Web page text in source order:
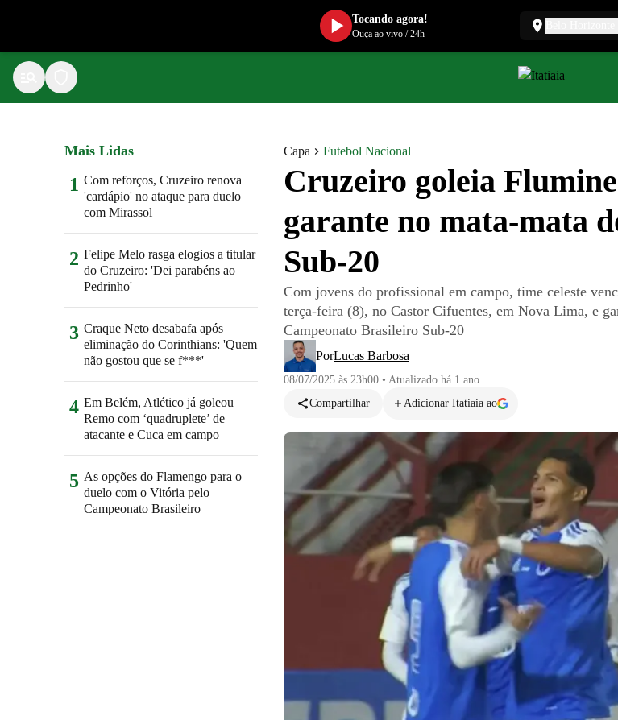
Capa Futebol Nacional
Cruzeiro goleia
garante no mata-mata
Sub-20
Com jovens do profissional em campo, time celeste
terça-feira (8), no Castor Cifuentes, em Nova Lima, e
Campeonato Brasileiro Sub-20
PorLucas Barbosa
08/07/2025 às 23h00 • Atualizado há 1 ano
Compartilhar
Adicionar Itatiaia ao
Mais Lidas
1 Com reforços, Cruzeiro renova
'cardápio' no ataque para duelo
com Mirassol
2 Felipe Melo rasga elogios a titular
do Cruzeiro: 'Dei parabéns ao
Pedrinho'
3 Craque Neto desabafa após
eliminação do Corinthians: 'Quem
não gostou que se f***'
4 Em Belém, Atlético já goleou
Remo com ‘quadruplete’ de
atacante e Cuca em campo
5 As opções do Flamengo para o
duelo com o Vitória pelo
Campeonato Brasileiro
Tocando agora!
Ouça ao vivo/24h